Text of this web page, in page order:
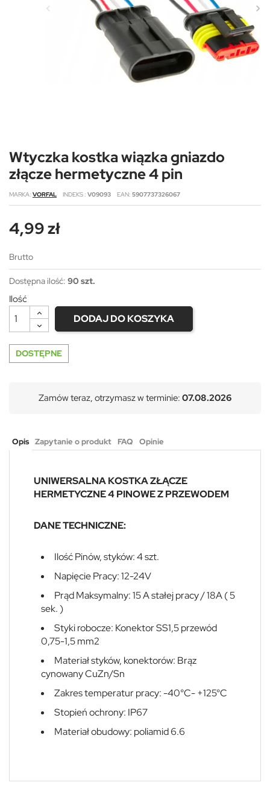
Wtyczka kostka wiązka gniazdo
złącze hermetyczne 4 pin
MARKA VORFAL INDEKS V09093 EAN 5907737326067
4,99 zł
Brutto
Dostępna ilość: 90 szt.
Ilość
DODAJ DO KOSZYKA
DOSTĘPNE
Zamów teraz, otrzymasz w terminie: 07.08.2026
Opis Zapytanie o produkt FAQ Opinie
UNIWERSALNA KOSTKA ZŁĄCZE
HERMETYCZNE 4 PINOWE Z PRZEWODEM
DANE TECHNICZNE:
Ilość Pinów, styków: 4 szt.
Napięcie Pracy: 12-24V
Prąd Maksymalny: 15 A stałej pracy / 18A ( 5
sek. )
Styki robocze: Konektor SS1,5 przewód
0,75-1,5 mm2
Materiał styków, konektorów: Brąz
cynowany CuZn/Sn
Zakres temperatur pracy: -40°C- +125°C
Stopień ochrony: IP67
Materiał obudowy: poliamid 6.6